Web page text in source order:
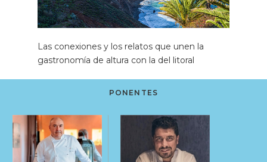
Las conexiones y los relatos que unen la
gastronomía de altura con la del litoral
PONENTES